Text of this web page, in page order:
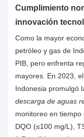
Cumplimiento
innovación
Como la mayor
petróleo y gas de
PIB, pero enfrenta
mayores. En 2023,
Indonesia promulgó
descarga de aguas
monitoreo en
DQO (≤100 mg/L),